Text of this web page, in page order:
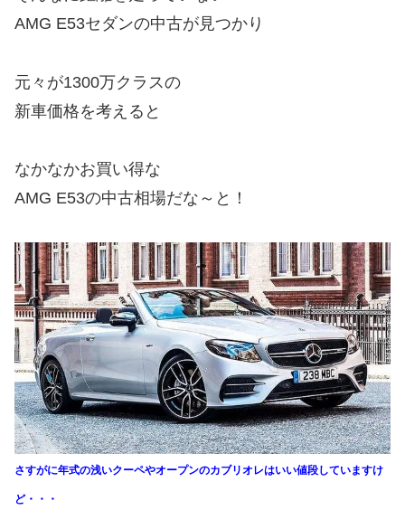
AMG E53セダンの中古が見つかり
元々が1300万クラスの
新車価格を考えると
なかなかお買い得な
AMG E53の中古相場だな～と！
さすがに年式の浅いクーペやオープンのカブリオレはいい値段していますけ
ど・・・